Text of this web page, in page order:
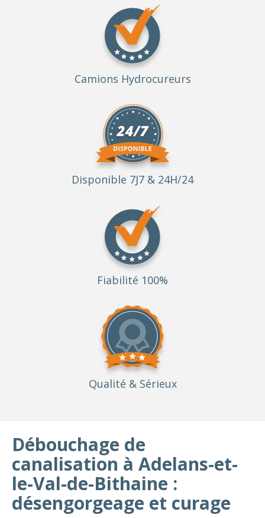
Camions Hydrocureurs
Disponible 7J7 & 24H/24
Fiabilité 100%
Qualité & Sérieux
Débouchage de
canalisation à Adelans-et-
le-Val-de-Bithaine :
désengorgeage et curage